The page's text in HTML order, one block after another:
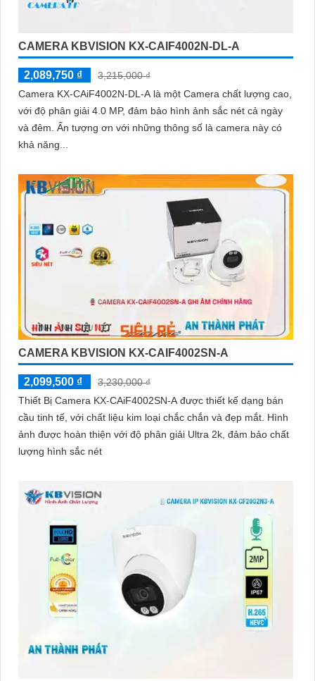
CAMERA KBVISION KX-CAIF4002N-DL-A
2,089,750 ₫
3,215,000 ₫
Camera KX-CAiF4002N-DL-A là một Camera chất lượng cao,
với độ phân giải 4.0 MP, đảm bảo hình ảnh sắc nét cả ngày
và đêm. Ấn tượng ơn với những thông số là camera này có
khả năng...
CAMERA KBVISION KX-CAIF4002SN-A
2,099,500 ₫
3,230,000 ₫
Thiết Bị Camera KX-CAiF4002SN-A được thiết kế dạng bán
cầu tinh tế, với chất liệu kim loại chắc chắn và đẹp mắt. Hình
ảnh được hoàn thiện với độ phân giải Ultra 2k, đảm bảo chất
lượng hình sắc nét